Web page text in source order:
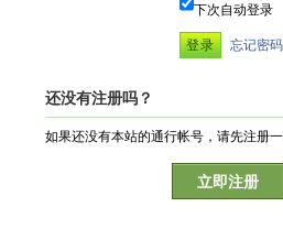
下次自动登录
忘记密
还没有注册吗？
如果还没有本站的通行帐号，请先注册
立即注册